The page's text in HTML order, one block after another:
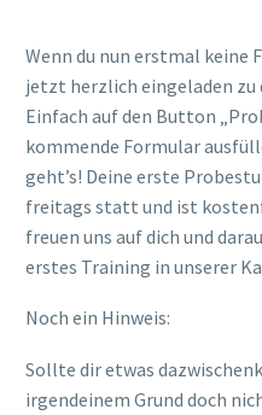
Wenn du nun erstmal keine
jetzt herzlich eingeladen
Einfach auf den Button
kommende Formular
geht’s! Deine erste
freitags statt und ist
freuen uns auf dich und
erstes Training in unserer
Noch ein Hinweis:
Sollte dir etwas
irgendeinem Grund doch